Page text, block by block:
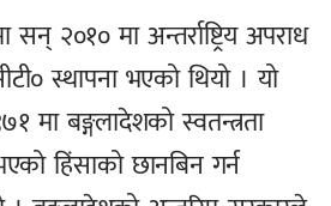
२०१० मा अन्तर्राष्ट्रिय अपराध
स्थापना भएको थियो । यो
मा बङ्गलादेशको स्वतन्त्रता
हिंसाको छानबिन गर्न